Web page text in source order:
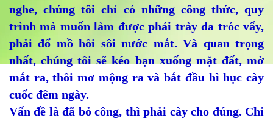
nghe, chúng tôi chỉ có những công thức, quy
trình mà muốn làm được phải trày da tróc vẩy,
phải đổ mồ hôi sôi nước mắt. Và quan trọng
nhất, chúng tôi sẽ kéo bạn xuống mặt đất, mở
mắt ra, thôi mơ mộng ra và bắt đầu hì hục cày
cuốc đêm ngày.
Vấn đề là đã bỏ công, thì phải cày cho đúng. Chỉ